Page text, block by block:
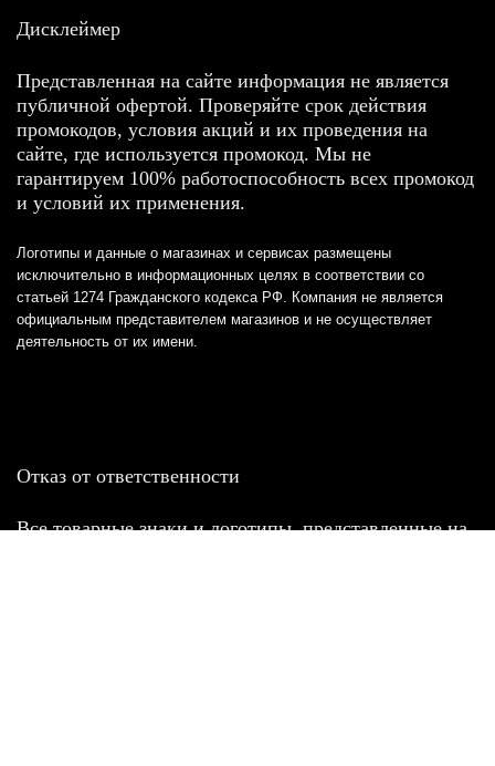
Дисклеймер
Представленная на сайте информация не является
публичной офертой. Проверяйте срок действия
промокодов, условия акций и их проведения на
сайте, где используется промокод. Мы не
гарантируем 100% работоспособность всех промокод
и условий их применения.
Логотипы и данные о магазинах и сервисах размещены
исключительно в информационных целях в соответствии со
статьей 1274 Гражданского кодекса РФ. Компания не является
официальным представителем магазинов и не осуществляет
деятельность от их имени.
Отказ от ответственности
Все товарные знаки и логотипы, представленные на